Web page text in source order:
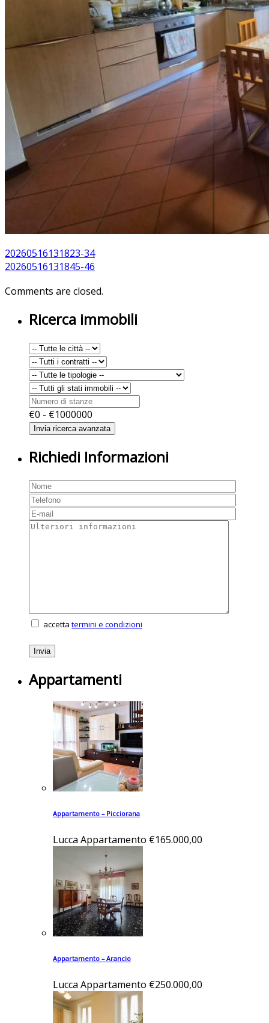
20260516131823-34
20260516131845-46
Comments are closed.
Ricerca immobili
€0 - €1000000
Richiedi Informazioni
accetta termini e condizioni
Appartamenti
Appartamento – Picciorana
Lucca Appartamento €165.000,00
Appartamento – Arancio
Lucca Appartamento €250.000,00